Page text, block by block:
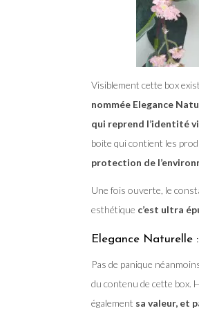
Visiblement cette box
nommée Elegance
qui reprend l’identité
boite qui contient les
protection de
Une fois ouverte, le
esthétique c’est ultra
Elegance Naturelle
Pas de panique
du contenu de cette box.
également sa valeur, et